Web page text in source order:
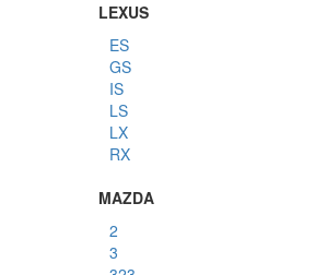
LEXUS
ES
GS
IS
LS
LX
RX
MAZDA
2
3